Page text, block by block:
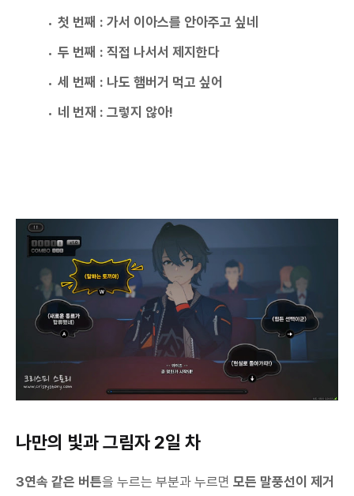
첫 번째 : 가서 이아스를 안아주고 싶네
두 번째 : 직접 나서서 제지한다
세 번째 : 나도 햄버거 먹고 싶어
네 번재 : 그렇지 않아!
나만의 빛과 그림자 2일 차
3연속 같은 버튼을 누르는 부분과 누르면 모든 말풍선이 제거